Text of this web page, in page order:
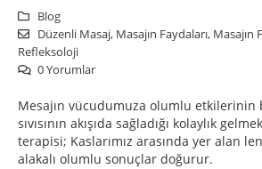
Blog
Düzenli Masaj, Masajın Faydaları, Masajın
Refleksoloji
0 Yorumlar
Mesajın vücudumuza olumlu etkilerinin
sıvısının akışıda sağladığı kolaylık
terapisi; Kaslarımız arasında yer alan
alakalı olumlu sonuçlar doğurur.